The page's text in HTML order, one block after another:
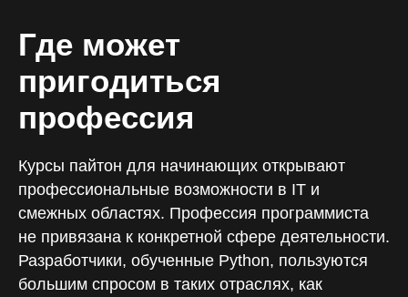
Где может
пригодиться
профессия
Курсы пайтон для начинающих открывают
профессиональные возможности в IT и
смежных областях. Профессия программиста
не привязана к конкретной сфере деятельности.
Разработчики, обученные Python, пользуются
большим спросом в таких отраслях, как